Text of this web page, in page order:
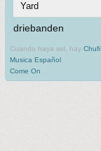
Yard
driebanden
Cuando haya sol, hay Chufi
Musica Español
Come On